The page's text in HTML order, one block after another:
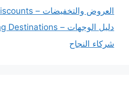
العروض والتخفيضات – Offers & Discounts
دليل الوجهات – Shipping Destinations
شركاء النجاح